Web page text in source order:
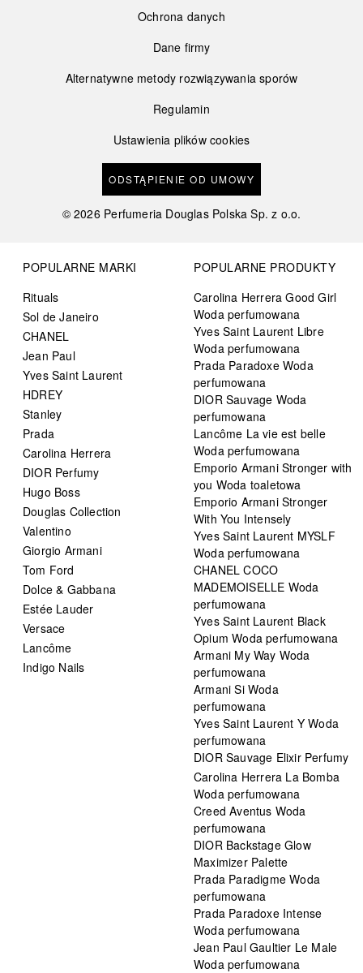
Ochrona danych
Dane firmy
Alternatywne metody rozwiązywania sporów
Regulamin
Ustawienia plików cookies
ODSTĄPIENIE OD UMOWY
©2026 Perfumeria Douglas Polska Sp. z o.o.
POPULARNE MARKI
Rituals
Sol de Janeiro
CHANEL
Jean Paul
Yves Saint Laurent
HDREY
Stanley
Prada
Carolina Herrera
DIOR Perfumy
Hugo Boss
Douglas Collection
Valentino
Giorgio Armani
Tom Ford
Dolce & Gabbana
Estée Lauder
Versace
Lancôme
Indigo Nails
POPULARNE PRODUKTY
Carolina Herrera Good Girl
Woda perfumowana
Yves Saint Laurent Libre
Woda perfumowana
Prada Paradoxe Woda
perfumowana
DIOR Sauvage Woda
perfumowana
Lancôme La vie est belle
Woda perfumowana
Emporio Armani Stronger with
you Woda toaletowa
Emporio Armani Stronger
With You Intensely
Yves Saint Laurent MYSLF
Woda perfumowana
CHANEL COCO
MADEMOISELLE Woda
perfumowana
Yves Saint Laurent Black
Opium Woda perfumowana
Armani My Way Woda
perfumowana
Armani Si Woda
perfumowana
Yves Saint Laurent Y Woda
perfumowana
DIOR Sauvage Elixir Perfumy
Carolina Herrera La Bomba
Woda perfumowana
Creed Aventus Woda
perfumowana
DIOR Backstage Glow
Maximizer Palette
Prada Paradigme Woda
perfumowana
Prada Paradoxe Intense
Woda perfumowana
Jean Paul Gaultier Le Male
Woda perfumowana